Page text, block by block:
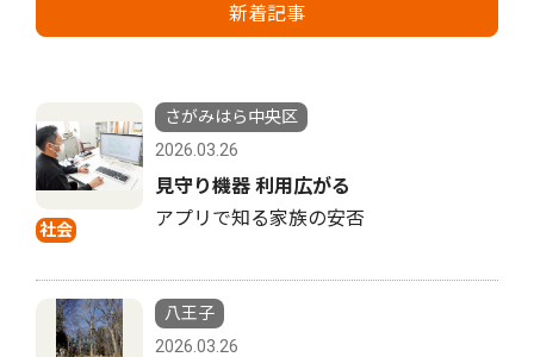
新着記事
社会
さがみはら中央区
2026.03.26
見守り機器 利用広がる
アプリで知る家族の安否
八王子
2026.03.26